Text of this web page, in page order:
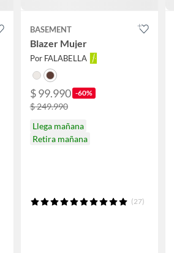
BASEMENT
Blazer Mujer
Por FALABELLA
$ 99.990 -60%
$ 249.990
Llega mañana
Retira mañana
(27)